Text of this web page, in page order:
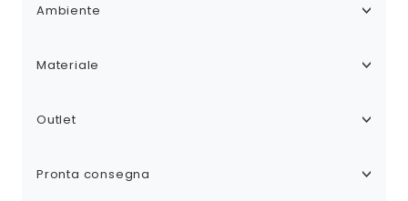
Ambiente
Materiale
Outlet
Pronta consegna